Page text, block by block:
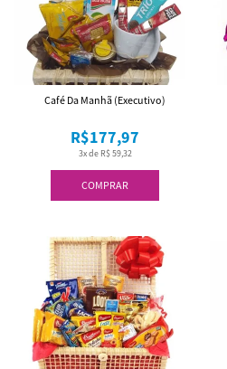
COMPRAR
3x de R$ 59,32
R$177,97
Café Da Manhã (Executivo)